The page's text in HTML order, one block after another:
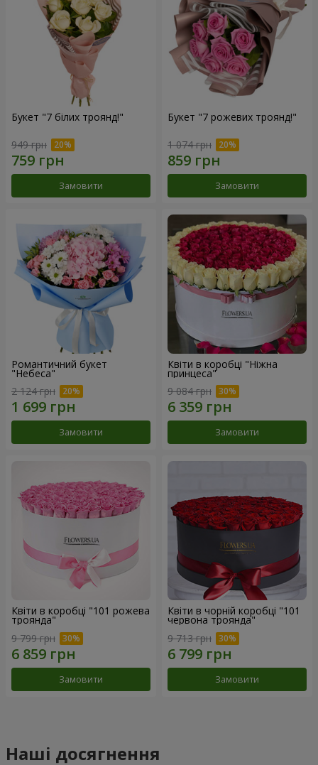
Букет "7 білих троянд!"
949 грн
Замовити
Букет "7 рожевих троянд!"
1 074 грн
Замовити
Романтичний букет
"Небеса"
2 124 грн
Замовити
Квіти в коробці "Ніжна
принцеса"
9 084 грн
Замовити
Квіти в коробці "101 рожева
троянда"
9 799 грн
Замовити
Квіти в чорній коробці "101
червона троянда"
9 713 грн
Замовити
Наші досягнення